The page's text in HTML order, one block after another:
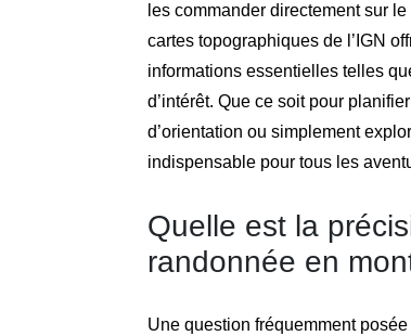
les commander directement sur
cartes topographiques de l’IGN
informations essentielles telles
d’intérêt. Que ce soit pour
d’orientation ou simplement
indispensable pour tous les
Quelle est la
randonnée en
Une question fréquemment